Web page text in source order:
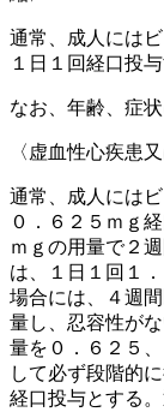
通常、成人には
１日１回経口投与
なお、年齢、症
〈虚血性心疾患
通常、成人には
０．６２５ｍｇ
ｍｇの用量で２
は、１日１回１
場合には、４週
量し、忍容性が
量を０．６２５
して必ず段階的
経口投与とする